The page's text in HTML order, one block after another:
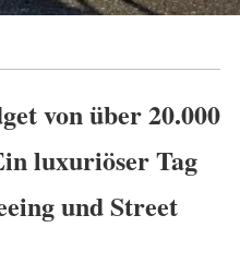
von über 20.000
luxuriöser Tag
und Street